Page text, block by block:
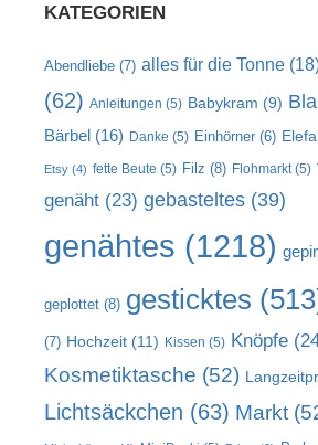
KATEGORIEN
Abendliebe(7) alles für die Tonne
(62) Anleitungen (5) Babykram (9)
Bärbel(16) Danke (5) Einhörner(6)
Etsy(4) fette Beute (5) Filz (8) Flohmarkt(5)
genäht(23) gebasteltes(39)
genähtes (1218)
geplottet(8) gesticktes
(7) Hochzeit(11) Kissen (5) Knöpfe
Kosmetiktasche (52)
Lichtsäckchen (63) Markt